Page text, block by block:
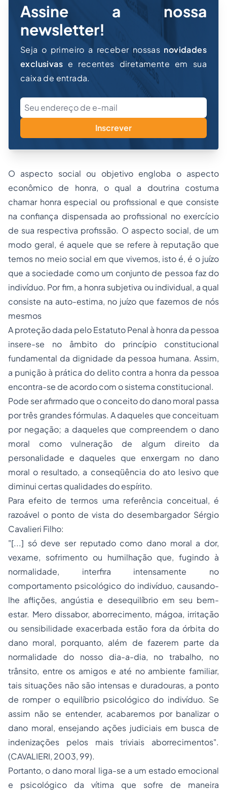
Assine a nossa
newsletter!
Seja o primeiro a receber nossas novidades
exclusivas e recentes diretamente em sua
caixa de entrada.
Inscrever
O aspecto social ou objetivo engloba o aspecto
econômico de honra, o qual a doutrina costuma
chamar honra especial ou profissional e que consiste
na confiança dispensada ao profissional no exercício
de sua respectiva profissão. O aspecto social, de um
modo geral, é aquele que se refere à reputação que
temos no meio social em que vivemos, isto é, é o juízo
que a sociedade como um conjunto de pessoa faz do
indivíduo. Por fim, a honra subjetiva ou individual, a qual
consiste na auto-estima, no juízo que fazemos de nós
mesmos
A proteção dada pelo Estatuto Penal à honra da pessoa
insere-se no âmbito do princípio constitucional
fundamental da dignidade da pessoa humana. Assim,
a punição à prática do delito contra a honra da pessoa
encontra-se de acordo com o sistema constitucional.
Pode ser afirmado que o conceito do dano moral passa
por três grandes fórmulas. A daqueles que conceituam
por negação; a daqueles que compreendem o dano
moral como vulneração de algum direito da
personalidade e daqueles que enxergam no dano
moral o resultado, a conseqüência do ato lesivo que
diminui certas qualidades do espírito.
Para efeito de termos uma referência conceitual, é
razoável o ponto de vista do desembargador Sérgio
Cavalieri Filho:
"[...] só deve ser reputado como dano moral a dor,
vexame, sofrimento ou humilhação que, fugindo à
normalidade, interfira intensamente no
comportamento psicológico do indivíduo, causando-
lhe aflições, angústia e desequilíbrio em seu bem-
estar. Mero dissabor, aborrecimento, mágoa, irritação
ou sensibilidade exacerbada estão fora da órbita do
dano moral, porquanto, além de fazerem parte da
normalidade do nosso dia-a-dia, no trabalho, no
trânsito, entre os amigos e até no ambiente familiar,
tais situações não são intensas e duradouras, a ponto
de romper o equilíbrio psicológico do indivíduo. Se
assim não se entender, acabaremos por banalizar o
dano moral, ensejando ações judiciais em busca de
indenizações pelos mais triviais aborrecimentos".
(CAVALIERI, 2003, 99).
Portanto, o dano moral liga-se a um estado emocional
e psicológico da vítima que sofre de maneira